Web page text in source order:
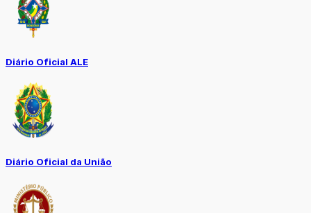
Diário Oficial ALE
Diário Oficial da União